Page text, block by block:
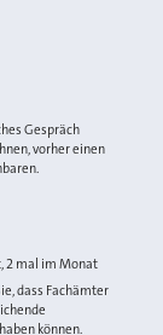
Gespräch
vorher einen
2 mal im Monat
dass Fachämter
können.